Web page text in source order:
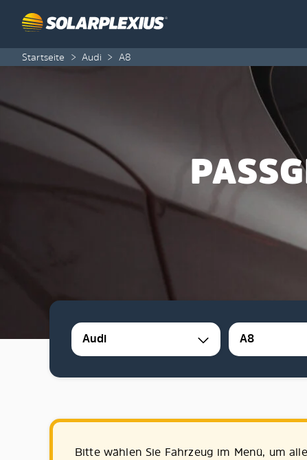
Startseite > Audi > A8
Audi A8
Bitte wählen Sie Fahrzeug im Menü, um